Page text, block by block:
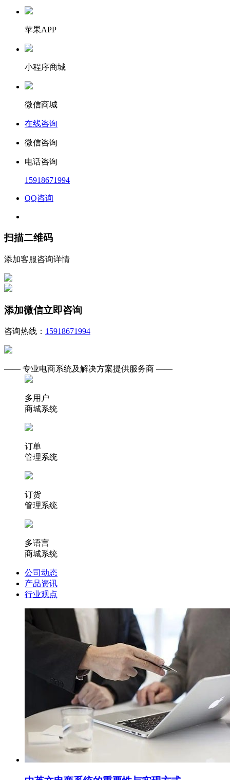
苹果APP
小程序商城
微信商城
在线咨询
微信咨询
电话咨询
15918671994
QQ咨询
扫描二维码
添加客服咨询详情
添加微信立即咨询
咨询热线： 15918671994
—— 专业电商系统及解决方案提供服务商 ——
多用户
商城系统
订单
管理系统
订货
管理系统
多语言
商城系统
公司动态
产品资讯
行业观点